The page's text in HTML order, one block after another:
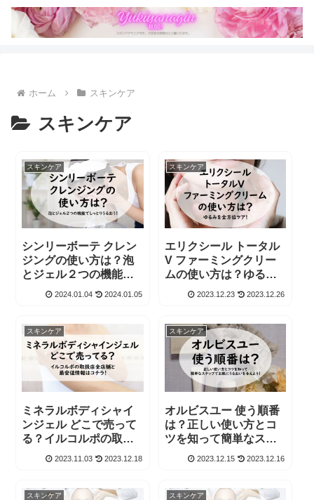
ホーム スキンケア
スキンケア
スキンケア
シンリーボーテ クレン
ジングの使い方は？泡
とジェル２つの機能で
しっとりうるおう！
2024.01.04 2024.01.05
スキンケア
エリクシール トータル
V ファーミングクリー
ムの使い方は？ゆるみ
を全方位ケア！
2023.12.23 2023.12.26
スキンケア
ミネラルボディシャイ
ンジェル どこで売って
る？イルコルポの取扱
店全店舗と最安値情報
2023.11.03 2023.12.18
スキンケア
オルビスユー 使う順番
は？正しい使い方とコ
ツを知って簡単なステ
ップでお肌にうるおい
2023.12.15 2023.12.16
スキンケア スキンケア